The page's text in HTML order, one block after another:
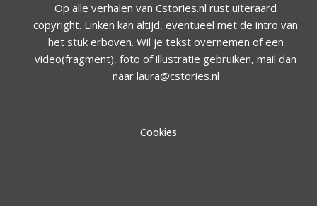
Op alle verhalen van Cstories.nl rust uiteraard
copyright. Linken kan altijd, eventueel met de intro van
het stuk erboven. Wil je tekst overnemen of een
video(fragment), foto of illustratie gebruiken, mail dan
naar laura@cstories.nl
Cookies